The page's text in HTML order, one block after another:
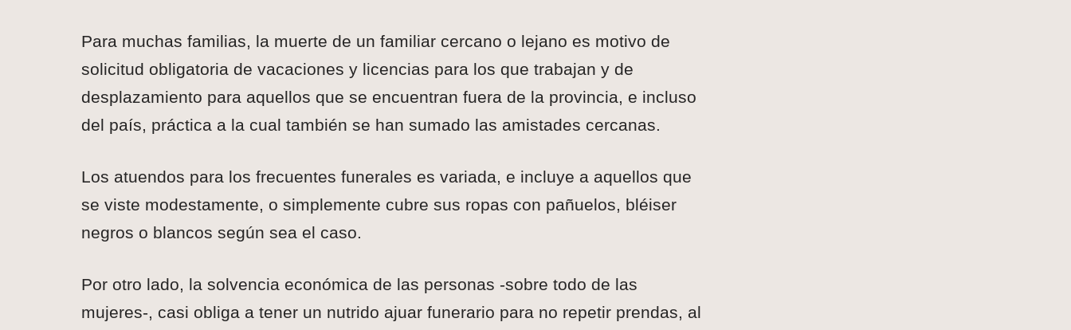
Para muchas familias, la muerte de un familiar cercano o lejano es motivo de
solicitud obligatoria de vacaciones y licencias para los que trabajan y de
desplazamiento para aquellos que se encuentran fuera de la provincia, e incluso
del país, práctica a la cual también se han sumado las amistades cercanas.
Los atuendos para los frecuentes funerales es variada, e incluye a aquellos que
se viste modestamente, o simplemente cubre sus ropas con pañuelos, bléiser
negros o blancos según sea el caso.
Por otro lado, la solvencia económica de las personas -sobre todo de las
mujeres-, casi obliga a tener un nutrido ajuar funerario para no repetir prendas, al